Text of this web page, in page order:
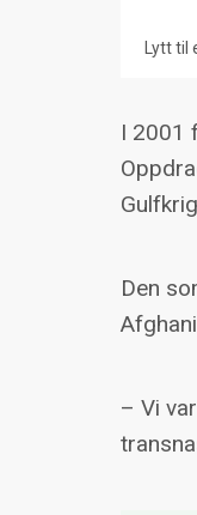
Lytt til
I 2001
Den
– Vi